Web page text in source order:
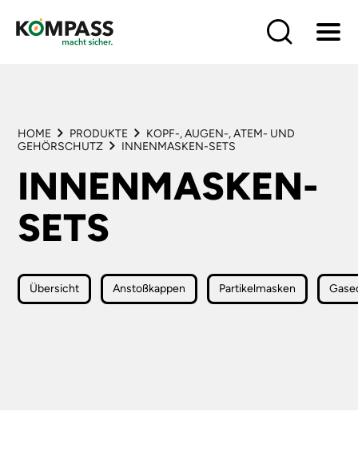
BRANCHEN
LIEFERANTEN
SERVICE
HOME PRODUKTE
KOPF-, AUGEN-, ATEM- UND
GEHÖRSCHUTZ
INNENMASKEN-SETS
INNENMASKEN-
SETS
Übersicht Anstoßkappen Partikelmasken